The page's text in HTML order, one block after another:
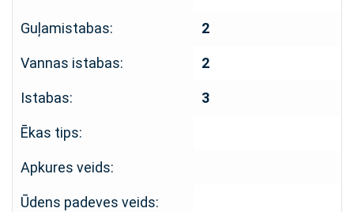
Guļamistabas: 2
Vannas istabas: 2
Istabas: 3
Ēkas tips:
Apkures veids:
Ūdens padeves veids: